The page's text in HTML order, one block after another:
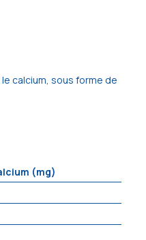
calcium, sous forme de
(mg)